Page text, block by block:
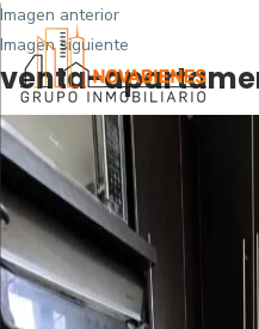
Imagen anterior
Imagen siguiente
venta-